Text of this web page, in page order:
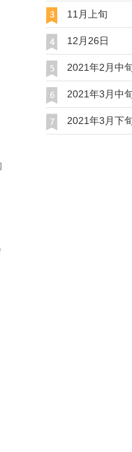
11月上旬
12月26日
2021年2月中
2021年3月中
2021年3月下